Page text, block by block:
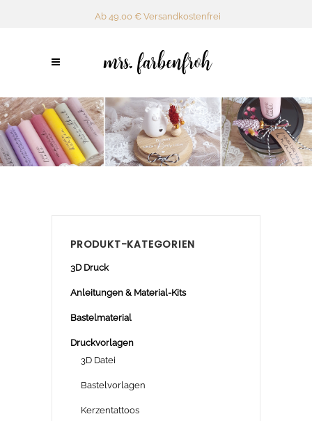
Ab 49,00 € Versandkostenfrei
PRODUKT-KATEGORIEN
3D Druck
Anleitungen & Material-Kits
Bastelmaterial
Druckvorlagen
3D Datei
Bastelvorlagen
Kerzentattoos